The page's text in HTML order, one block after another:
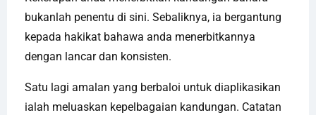
bukanlah penentu di sini. Sebaliknya, ia bergantung
kepada hakikat bahawa anda menerbitkannya
dengan lancar dan konsisten.
Satu lagi amalan yang berbaloi untuk diaplikasikan
ialah meluaskan kepelbagaian kandungan. Catatan